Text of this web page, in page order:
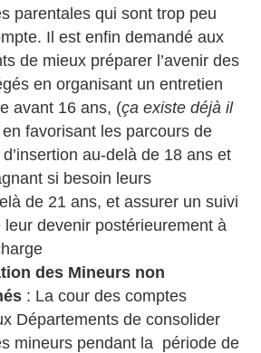
parentales qui sont trop peu
Il est enfin demandé aux
de mieux préparer l’avenir des
en organisant un entretien
avant 16 ans, (ça existe déjà il
favorisant les parcours de
au-delà de 18 ans et
si besoin leurs
de 21 ans, et assurer un suivi
leur devenir postérieurement à
des Mineurs non
: La cour des comptes
Départements de consolider
mineurs pendant la période de